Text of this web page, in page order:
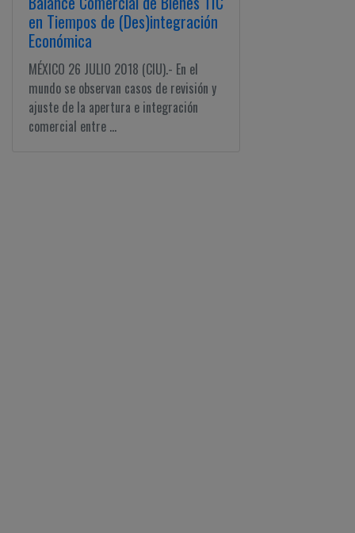
en Tiempos de (Des)integración
Económica
MÉXICO 26 JULIO 2018 (CIU).- En el
mundo se observan casos de revisión y
ajuste de la apertura e integración
comercial entre ...